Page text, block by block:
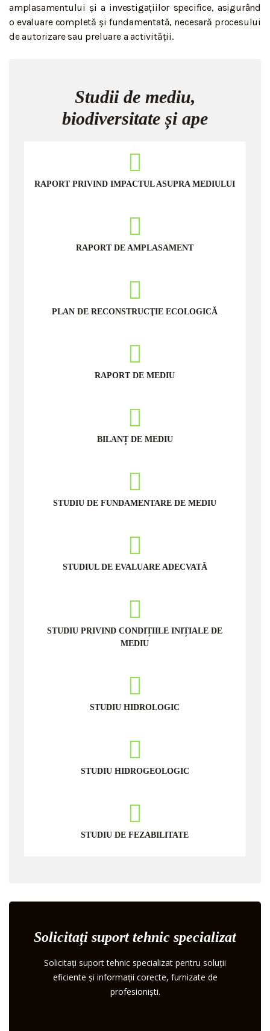
amplasamentului și a investigațiilor specifice, asigurând
o evaluare completă și fundamentată, necesară procesului
de autorizare sau preluare a activității.
Studii de mediu,
biodiversitate și ape
RAPORT PRIVIND IMPACTUL ASUPRA MEDIULUI
RAPORT DE AMPLASAMENT
PLAN DE RECONSTRUCŢIE ECOLOGICĂ
RAPORT DE MEDIU
BILANȚ DE MEDIU
STUDIU DE FUNDAMENTARE DE MEDIU
STUDIUL DE EVALUARE ADECVATĂ
STUDIU PRIVIND CONDIȚIILE INIȚIALE DE
MEDIU
STUDIU HIDROLOGIC
STUDIU HIDROGEOLOGIC
STUDIU DE FEZABILITATE
Solicitați suport tehnic specializat
Solicitați suport tehnic specializat pentru soluții
eficiente și informații corecte, furnizate de
profesioniști.